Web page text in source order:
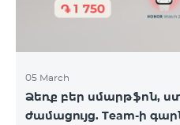
05 March
Ձեռք բեր սմարթֆոն,
ժամացույց. Team-ի